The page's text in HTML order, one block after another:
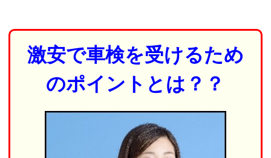
激安で車検を受けるため
のポイントとは？？